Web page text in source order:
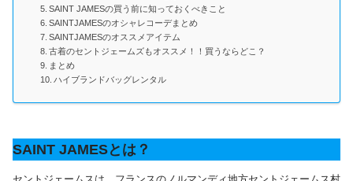
SAINT JAMESの買う前に知っておくべきこと
SAINTJAMESのオシャレコーデまとめ
SAINTJAMESのオススメアイテム
古着のセントジェームズもオススメ！！買うならどこ？
まとめ
ハイブランドバッグレンタル
SAINT JAMESとは？